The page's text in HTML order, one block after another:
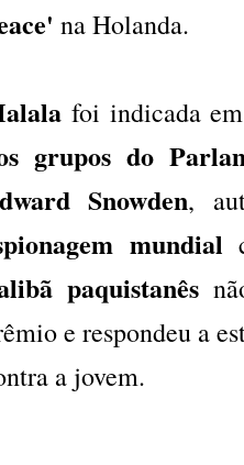
na Holanda.
foi indicada
grupos do
Snowden,
mundial
paquistanês
e respondeu a
a jovem.